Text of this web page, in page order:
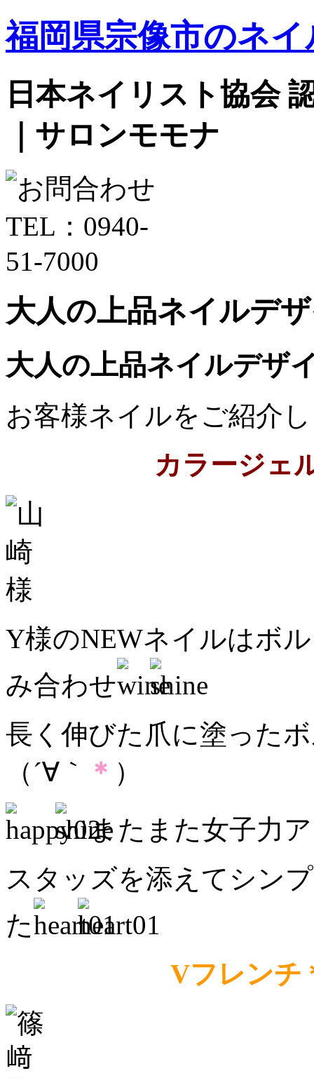
福岡県宗像市のネ
日本ネイリスト協会
｜サロンモモナ
大人の上品ネイルデ
大人の上品ネイルデザ
お客様ネイルをご紹介
カラージェ
Y様のNEWネイルはボ
み合わせ
長く伸びた爪に塗った
（´∀｀
＊ ）
またまた女子力
スタッズを添えてシン
た
Vフレンチ